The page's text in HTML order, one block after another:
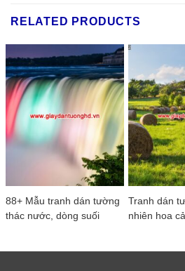
RELATED PRODUCTS
88+ Mẫu tranh dán tường
thác nước, dòng suối
Tranh dán
nhiên hoa